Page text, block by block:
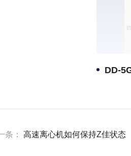
DD-
条： 高速离心机如何保持Z佳状态